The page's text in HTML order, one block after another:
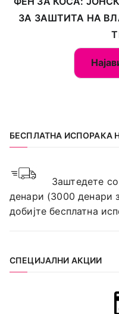
ЗА ЗАШТИТА НА
БЕСПЛАТНА ИСПОРАКА
Заштедете
денари (3000 денари
добијте бесплатна
СПЕЦИЈАЛНИ АКЦИИ